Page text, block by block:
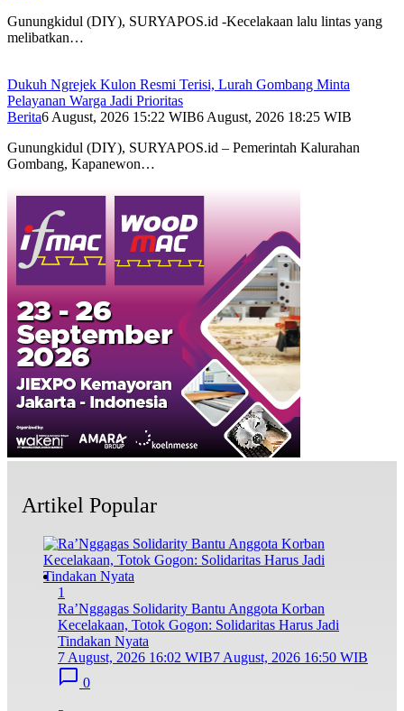
Gunungkidul (DIY), SURYAPOS.id -Kecelakaan lalu lintas yang
melibatkan…
Dukuh Ngrejek Kulon Resmi Terisi, Lurah Gombang Minta
Pelayanan Warga Jadi Prioritas
Berita6 August, 2026 15:22 WIB6 August, 2026 18:25 WIB
Gunungkidul (DIY), SURYAPOS.id – Pemerintah Kalurahan
Gombang, Kapanewon…
Artikel Popular
1
Ra’Nggagas Solidarity Bantu Anggota Korban
Kecelakaan, Totok Gogon: Solidaritas Harus Jadi
Tindakan Nyata
7 August, 2026 16:02 WIB7 August, 2026 16:50 WIB
0